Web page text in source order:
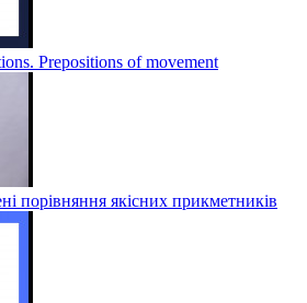
Prepositions of movement
порівняння якісних прикметників